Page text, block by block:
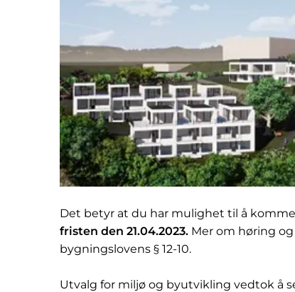
Det betyr at du har mulighet til å
fristen den 21.04.2023. Mer om høring
bygningslovens § 12-10.
Utvalg for miljø og byutvikling vedtok å